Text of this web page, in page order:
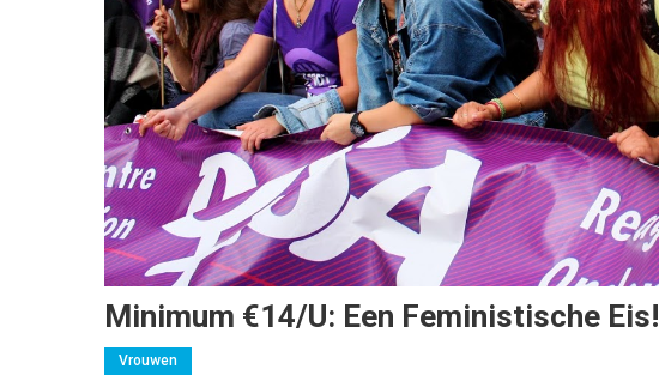
Minimum €14/u: Een Feministische Eis!
Vrouwen